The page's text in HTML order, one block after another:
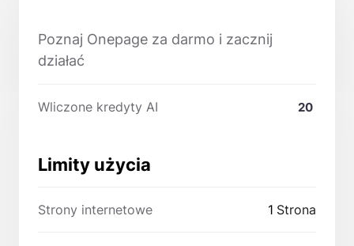
Poznaj Onepage za darmo i zacznij
działać
Wliczone kredyty AI 20
Limity użycia
Strony internetowe 1 Strona